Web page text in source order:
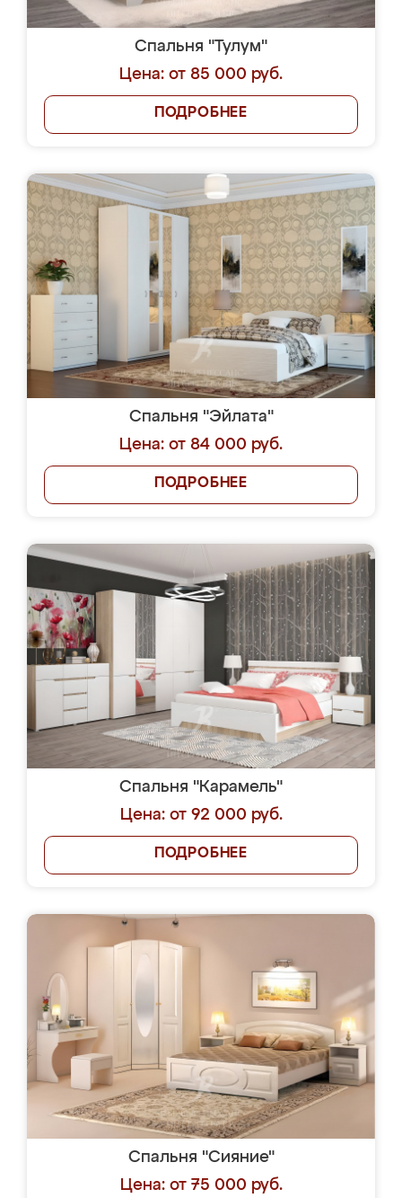
Спальня "Тулум"
Цена: от 85 000 руб.
ПОДРОБНЕЕ
Спальня "Эйлата"
Цена: от 84 000 руб.
ПОДРОБНЕЕ
Спальня "Карамель"
Цена: от 92 000 руб.
ПОДРОБНЕЕ
Спальня "Сияние"
Цена: от 75 000 руб.